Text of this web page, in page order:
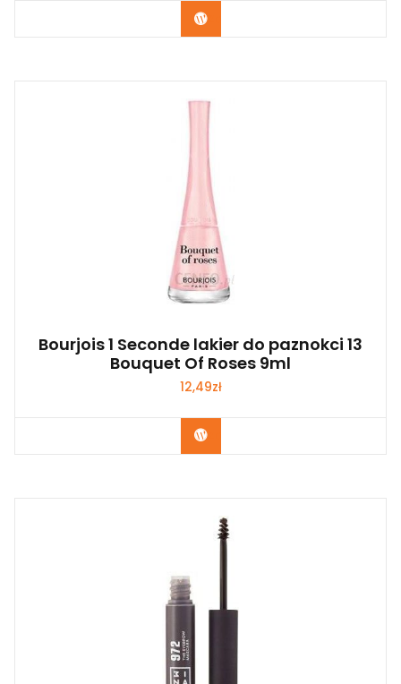
Zobacz
Bourjois 1 Seconde lakier do paznokci 13
Bouquet Of Roses 9ml
12,49zł
Zobacz